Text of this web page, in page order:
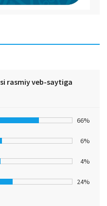
rasmiy veb-saytiga
66%
6%
4%
24%